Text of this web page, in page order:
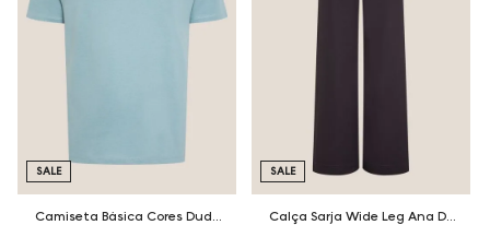
SALE
Calça Sarja Wide Leg Ana Dudalina Feminina
SALE